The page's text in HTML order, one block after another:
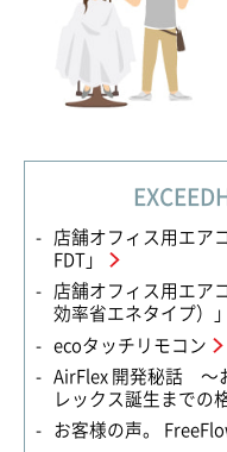
店舗オフィス用エア
FDT」
店舗オフィス用エア
効率省エネタイプ）」
ecoタッチリモコン
AirFlex 開発秘話 〜
レックス誕生までの
お客様の声。